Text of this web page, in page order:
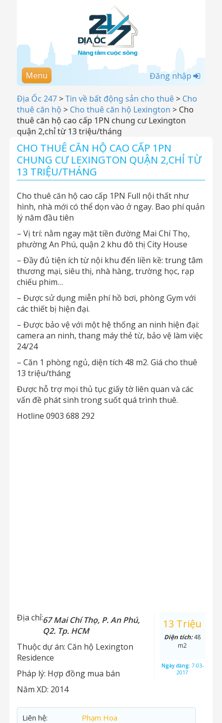
Menu Đăng nhập
Địa Ốc 247>Tin về bất động sản cho thuê> Cho
thuê căn hộ > Cho thuê căn hộ Lexington > Cho
thuê căn hộ cao cấp 1PN chung cư Lexington
quận 2,chỉ từ 13 triệu/tháng
CHO THUÊ CĂN HỘ CAO CẤP 1PN
CHUNG CƯ LEXINGTON QUẬN 2,CHỈ TỪ
13 TRIỆU/THÁNG
Cho thuê căn hộ cao cấp 1PN Full nội thất như
hình, nhà mới có thể dọn vào ở ngay. Bao phí quản
lý năm đầu tiên
– Vị trí: nằm ngay mặt tiền đường Mai Chí Thọ,
phường An Phú, quận 2 khu đô thị City House
– Đầy đủ tiện ích từ nội khu đến liền kề: trung tâm
thương mại, siêu thị, nhà hàng, trường học, rạp
chiếu phim…
– Được sử dụng miễn phí hồ bơi, phòng Gym với
các thiết bị hiện đại.
– Được bảo vệ với một hệ thống an ninh hiện đại:
camera an ninh, thang máy thẻ từ, bảo vệ làm việc
24/24
– Căn 1 phòng ngủ, diện tích 48 m2. Giá cho thuê
13 triệu/tháng
Được hỗ trợ mọi thủ tục giấy tờ liên quan và các
vấn đề phát sinh trong suốt quá trình thuê.
Hotline 0903 688 292
Địa chỉ:67 Mai Chí Thọ, P. An Phú,
Q2. Tp. HCM
Thuộc dự án: Căn hộ Lexington
Residence
Pháp lý: Hợp đồng mua bán
Năm XD: 2014
13 Triệu
Diện tích:48
m2
Ngày đăng: 7-03-
2017
Liên hệ:
Phạm Hoa